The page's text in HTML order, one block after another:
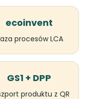
ecoinvent
procesów LCA
GS1 + DPP
produktu z QR